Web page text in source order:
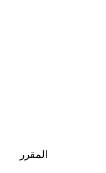
المقرر